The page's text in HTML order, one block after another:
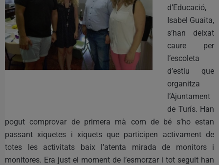
d’Educació,
Isabel Guaita,
s’han deixat
caure per
l’escoleta
d’estiu que
organitza
l’Ajuntament
de Turís. Han
pogut comprovar de primera mà com de bé s’ho estan
passant xiquetes i xiquets que participen activament de
totes les activitats baix l’atenta mirada de monitors i
monitores. Era just el moment de l’esmorzar i tot seguit han